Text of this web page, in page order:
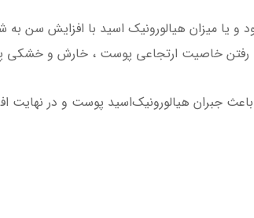
یا میزان هیالورونیک اسید با افزایش سن
رفتن خاصیت ارتجاعی پوست ، خارش و
باعث جبران هیالورونیک‌اسید پوست و در